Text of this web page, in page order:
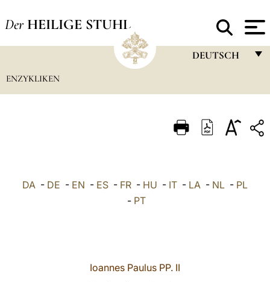
Der HEILIGE STUHL
DEUTSCH
ITALIANO
ENZYKLIKEN
DA - DE - EN - ES - FR - HU - IT - LA - NL - PL
- PT
Ioannes Paulus PP. II